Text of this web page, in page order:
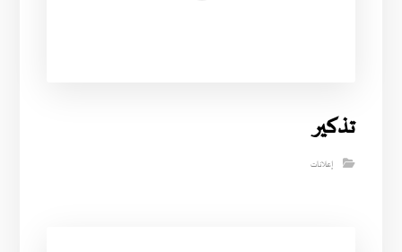
تذكير
إعلانات